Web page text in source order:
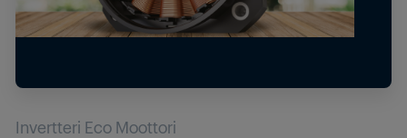
Invertteri Eco Moottori